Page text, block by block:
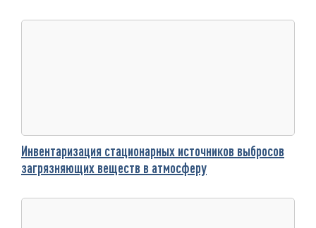
Инвентаризация стационарных источников выбросов
загрязняющих веществ в атмосферу